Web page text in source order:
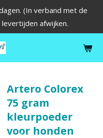
(In verband met de
afwijken.
Artero Colorex
75 gram
kleurpoeder
voor honden